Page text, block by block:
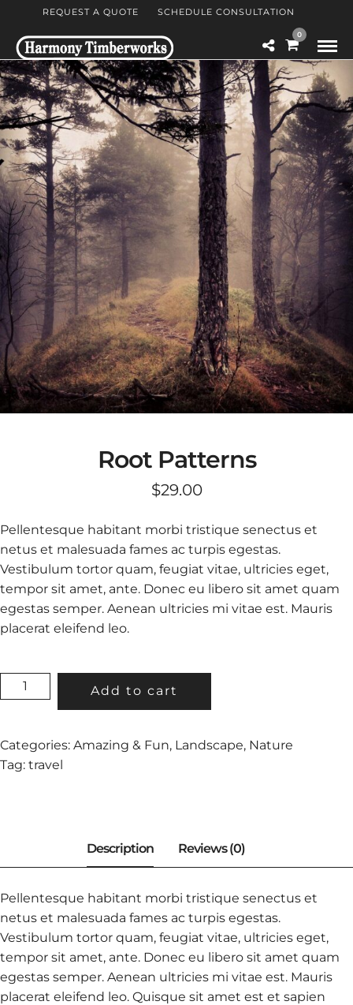
REQUEST A QUOTE SCHEDULE CONSULTATION
0
Root Patterns
$29.00
Pellentesque habitant morbi tristique senectus et
netus et malesuada fames ac turpis egestas.
Vestibulum tortor quam, feugiat vitae, ultricies eget,
tempor sit amet, ante. Donec eu libero sit amet quam
egestas semper. Aenean ultricies mi vitae est. Mauris
placerat eleifend leo.
ROOT
PATTERNS
Add to cart
Categories: Amazing & Fun, Landscape, Nature
Tag: travel
Pellentesque habitant morbi tristique senectus et
netus et malesuada fames ac turpis egestas.
Vestibulum tortor quam, feugiat vitae, ultricies eget,
tempor sit amet, ante. Donec eu libero sit amet quam
egestas semper. Aenean ultricies mi vitae est. Mauris
placerat eleifend leo. Quisque sit amet est et sapien